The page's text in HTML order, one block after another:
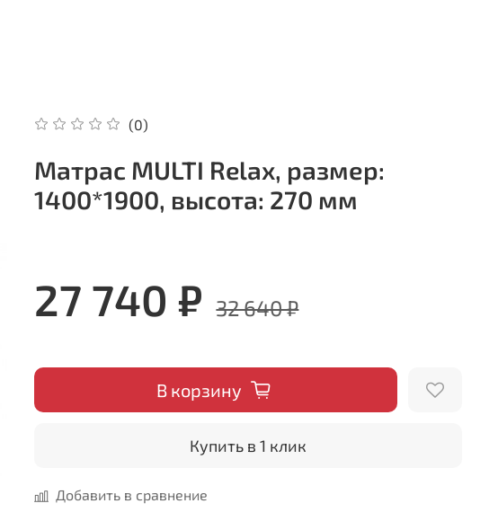
(0)
Матрас MULTI Relax, размер:
1400*1900, высота: 270 мм
27 740 ₽ 32 640 ₽
В корзину
Купить в 1 клик
Добавить в сравнение